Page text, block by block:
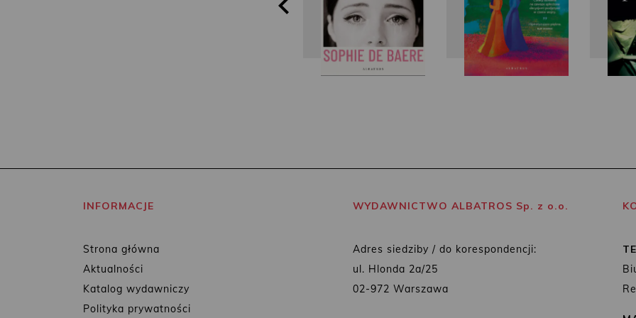
INFORMACJE
Strona główna
Aktualności
Katalog wydawniczy
Polityka prywatności
WYDAWNICTWO ALBATROS Sp. z o.o.
Adres siedziby / do korespondencji:
ul. Hlonda 2a/25
02-972 Warszawa